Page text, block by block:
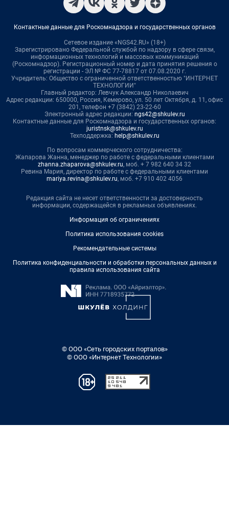
Контактные данные для Роскомнадзора и государственных органов
Сетевое издание «NGS42.RU» (18+)
Зарегистрировано Федеральной службой по надзору в сфере связи,
информационных технологий и массовых коммуникаций
(Роскомнадзор). Регистрационный номер и дата принятия решения о
регистрации - ЭЛ № ФС 77-78817 от 07.08.2020 г.
Учредитель: Общество с ограниченной ответственностью "ИНТЕРНЕТ
ТЕХНОЛОГИИ"
Главный редактор: Левчук Александр Николаевич
Адрес редакции: 650000, Россия, Кемерово, ул. 50 лет Октября, д. 11, офис
201, телефон +7 (3842) 23-22-60
Электронный адрес редакции: ngs42@shkulev.ru
Контактные данные для Роскомнадзора и государственных органов:
juristnsk@shkulev.ru
Техподдержка: help@shkulev.ru
По вопросам коммерческого сотрудничества:
Жапарова Жанна, менеджер по работе с федеральными клиентами
zhanna.zhaparova@shkulev.ru, моб. + 7 982 640 34 32
Ревина Мария, директор по работе с федеральными клиентами
mariya.revina@shkulev.ru, моб. +7 910 402 4056
Редакция сайта не несет ответственности за достоверность
информации, содержащейся в рекламных объявлениях.
Информация об ограничениях
Политика использования cookies
Рекомендательные системы
Политика конфиденциальности и обработки персональных данных и
правила использования сайта
© ООО «Сеть городских порталов»
© ООО «Интернет Технологии»